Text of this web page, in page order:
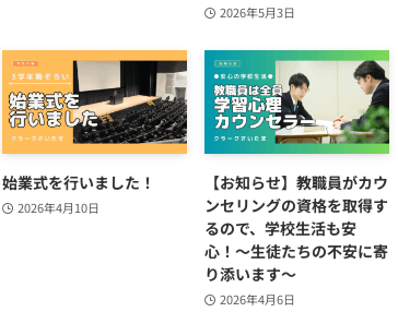
2026年5月3日
始業式を行いました！
2026年4月10日
【お知らせ】教職員がカウ
ンセリングの資格を取得す
るので、学校生活も安
心！〜生徒たちの不安に寄
り添います～
2026年4月6日